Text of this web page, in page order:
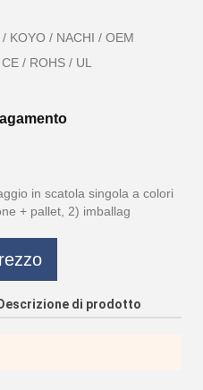
KOYO / NACHI / OEM
/ ROHS / UL
in scatola singola a colori
+ pallet, 2) imballag
Descrizione di prodotto